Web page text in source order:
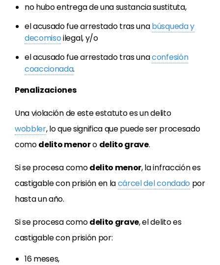
no hubo entrega de una sustancia sustituta,
el acusado fue arrestado tras unabúsqueda y
decomisoilegal, y/o
el acusado fue arrestado tras unaconfesión
coaccionada.
Penalizaciones
Una violación de este estatuto es un delito
wobbler, lo que significa que puede ser procesado
comodelito menoro delito grave.
Si se procesa comodelito menor, la infracción es
castigable con prisión en lacárcel del condado por
hasta un año.
Si se procesa comodelito grave, el delito es
castigable con prisión por:
16 meses,